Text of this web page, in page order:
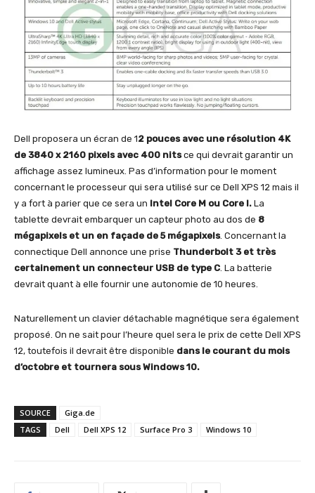
Dell proposera un écran de 12 pouces avec une résolution 4K
de 3840 x 2160 pixels avec 400 nitsce qui devrait garantir un
affichage assez lumineux. Pas d’information pour le moment
concernant le processeur qui sera utilisé sur ce Dell XPS 12 mais il
y a fort à parier que ce sera un Intel Core M ou Core I. La
tablette devrait embarquer un capteur photo au dos de 8
mégapixels et un en façade de 5 mégapixels. Concernant la
connectique Dell annonce une prise Thunderbolt 3 et très
certainement un connecteur USB de type C . La batterie
devrait quant à elle fournir une autonomie de 10 heures.
Naturellement un clavier détachable magnétique sera également
proposé. On ne sait pour l’heure quel sera le prix de cette Dell XPS
12, toutefois il devrait être disponible dans le courant du mois
d’octobre et tournera sous Windows 10.
SOURCE
Giga.de
TAGS
Dell Dell XPS 12 Surface Pro 3 Windows 10